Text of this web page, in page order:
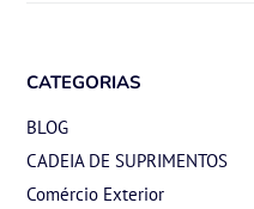
CATEGORIAS
BLOG
CADEIA DE SUPRIMENTOS
Comércio Exterior